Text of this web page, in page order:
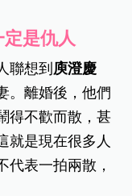
是仇人
聯想到 庾澄慶
。離婚後，他們
得不歡而散，甚
就是現在很多人
代表一拍兩散，